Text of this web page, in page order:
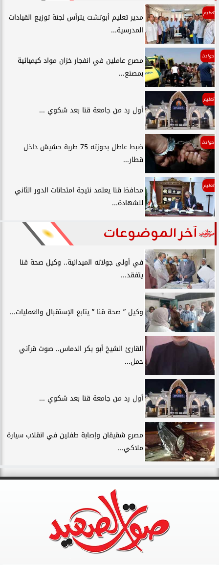
تعليم
مدير تعليم أبوتشت يترأس لجنة توزيع القيادات
المدرسية...
حوادث
مصرع عاملين في انفجار خزان مواد كيميائية
بمصنع...
تعليم
أول رد من جامعة قنا بعد شكوي ...
حوادث
ضبط عاطل بحوزته 75 طربة حشيش داخل
قطار...
تعليم
محافظ قنا يعتمد نتيجة امتحانات الدور الثاني
للشهادة...
آخر الموضوعات
في أولى جولاته الميدانية.. وكيل صحة قنا
يتفقد...
وكيل ” صحة قنا ” يتابع الإستقبال والعمليات...
القارئ الشيخ أبو بكر الدماس.. صوت قرآني
حمل...
أول رد من جامعة قنا بعد شكوي ...
مصرع شقيقان وإصابة طفلين في انقلاب سيارة
ملاكي...